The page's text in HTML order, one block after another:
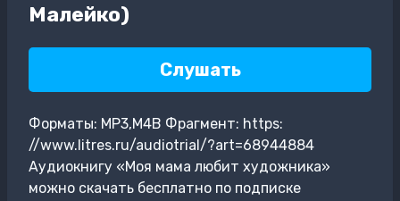
Малейко)
Слушать
Форматы: MP3,M4B Фрагмент: https:
//www.litres.ru/audiotrial/?art=68944884
Аудиокнигу «Моя мама любит художника»
можно скачать бесплатно по подписке